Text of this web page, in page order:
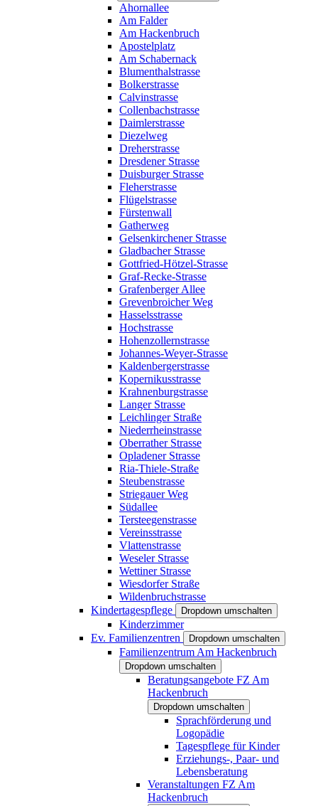
Ahornallee
Am Falder
Am Hackenbruch
Apostelplatz
Am Schabernack
Blumenthalstrasse
Bolkerstrasse
Calvinstrasse
Collenbachstrasse
Daimlerstrasse
Diezelweg
Dreherstrasse
Dresdener Strasse
Duisburger Strasse
Fleherstrasse
Flügelstrasse
Fürstenwall
Gatherweg
Gelsenkirchener Strasse
Gladbacher Strasse
Gottfried-Hötzel-Strasse
Graf-Recke-Strasse
Grafenberger Allee
Grevenbroicher Weg
Hasselsstrasse
Hochstrasse
Hohenzollernstrasse
Johannes-Weyer-Strasse
Kaldenbergerstrasse
Kopernikusstrasse
Krahnenburgstrasse
Langer Strasse
Leichlinger Straße
Niederrheinstrasse
Oberrather Strasse
Opladener Strasse
Ria-Thiele-Straße
Steubenstrasse
Striegauer Weg
Südallee
Tersteegenstrasse
Vereinsstrasse
Vlattenstrasse
Weseler Strasse
Wettiner Strasse
Wiesdorfer Straße
Wildenbruchstrasse
Kindertagespflege
Dropdown umschalten
Kinderzimmer
Ev. Familienzentren
Dropdown umschalten
Familienzentrum Am Hackenbruch
Dropdown umschalten
Beratungsangebote FZ Am
Hackenbruch
Dropdown umschalten
Sprachförderung und
Logopädie
Tagespflege für Kinder
Erziehungs-, Paar- und
Lebensberatung
Veranstaltungen FZ Am
Hackenbruch